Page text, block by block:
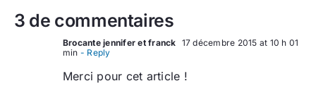
3 de commentaires
Brocante jennifer et franck 17 décembre 2015 at 10 h 01
min - Reply
Merci pour cet article !